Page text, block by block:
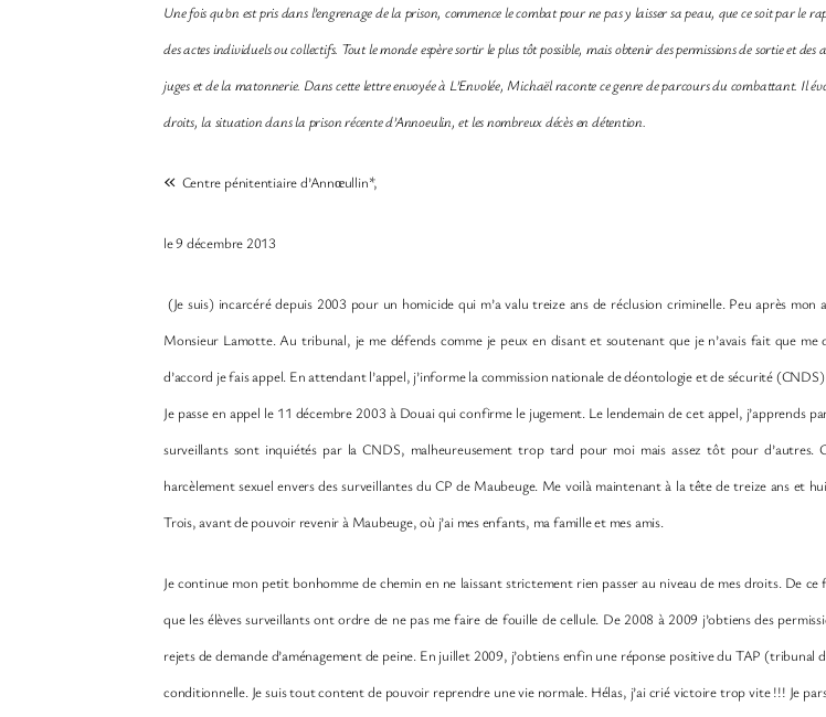
Une fois qu’on est pris dans l’engrenage de la prison, commence le combat pour ne pas y laisser sa peau, que ce soit par
des actes individuels ou collectifs. Tout le monde espère sortir le plus tôt possible, mais obtenir des permissions de sortie et
juges et de la matonnerie. Dans cette lettre envoyée à L’Envolée, Michaël raconte ce genre de parcours du combattant. Il
droits, la situation dans la prison récente d’Annoeulin, et les nombreux décès en détention.
« Centre pénitentiaire d’Annœullin*,
le 9 décembre 2013
(Je suis) incarcéré depuis 2003 pour un homicide qui m’a valu treize ans de réclusion criminelle. Peu après
Monsieur Lamotte. Au tribunal, je me défends comme je peux en disant et soutenant que je n’avais fait que
d’accord je fais appel. En attendant l’appel, j’informe la commission nationale de déontologie et de sécurité
Je passe en appel le 11 décembre 2003 à Douai qui confirme le jugement. Le lendemain de cet appel,
surveillants sont inquiétés par la CNDS, malheureusement trop tard pour moi mais assez tôt pour d’autres.
harcèlement sexuel envers des surveillantes du CP de Maubeuge. Me voilà maintenant à la tête de treize ans et
Trois, avant de pouvoir revenir à Maubeuge, où j’ai mes enfants, ma famille et mes amis.
Je continue mon petit bonhomme de chemin en ne laissant strictement rien passer au niveau de mes droits. De
que les élèves surveillants ont ordre de ne pas me faire de fouille de cellule. De 2008 à 2009 j’obtiens des
rejets de demande d’aménagement de peine. En juillet 2009, j’obtiens enfin une réponse positive du TAP
conditionnelle. Je suis tout content de pouvoir reprendre une vie normale. Hélas, j’ai crié victoire trop vite !!! Je